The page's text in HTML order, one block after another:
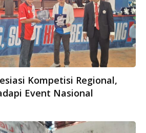
Kompetisi Regional,
Event Nasional